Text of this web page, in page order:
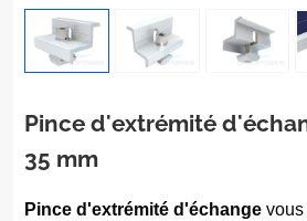
Pince d'extrémité
35 mm
Pince d'extrémité d'échange vous